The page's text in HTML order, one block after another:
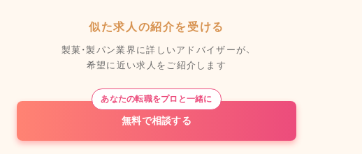
似た求人の紹介を受ける
製菓・製パン業界に詳しいアドバイザーが、
希望に近い求人をご紹介します
あなたの転職をプロと一緒に
無料で相談する